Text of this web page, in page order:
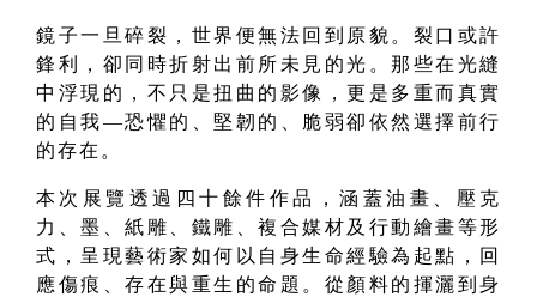
鏡子一旦碎裂，世界便無法回到原貌。裂口或許
鋒利，卻同時折射出前所未見的光。那些在光縫
中浮現的，不只是扭曲的影像，更是多重而真實
的自我—恐懼的、堅韌的、脆弱卻依然選擇前行
的存在。
本次展覽透過四十餘件作品，涵蓋油畫、壓克
力、墨、紙雕、鐵雕、複合媒材及行動繪畫等形
式，呈現藝術家如何以自身生命經驗為起點，回
應傷痕、存在與重生的命題。從顏料的揮灑到身